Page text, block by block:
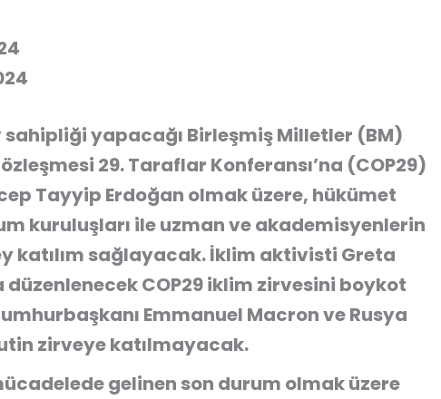
sahipliği yapacağı Birleşmiş Milletler (BM)
29. Taraflar Konferansı’na (COP29)
Tayyip Erdoğan olmak üzere, hükümet
kuruluşları ile uzman ve akademisyenlerin
katılım sağlayacak. İklim aktivisti Greta
COP29 iklim zirvesini boykot
Emmanuel Macron ve Rusya
zirveye katılmayacak.
gelinen son durum olmak üzere